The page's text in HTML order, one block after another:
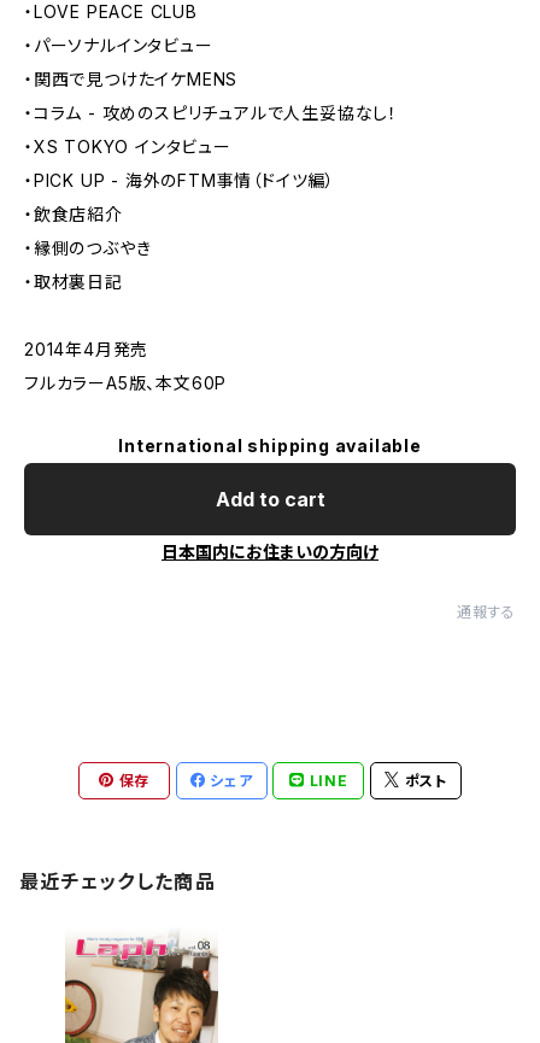
・LOVE PEACE CLUB
・パーソナルインタビュー
・関西で見つけたイケMENS
・コラム - 攻めのスピリチュアルで人生妥協なし！
・XS TOKYO インタビュー
・PICK UP - 海外のFTM事情（ドイツ編）
・飲食店紹介
・縁側のつぶやき
・取材裏日記
2014年4月発売
フルカラーA5版、本文60P
International shipping available
Add to cart
日本国内にお住まいの方向け
通報する
保存 シェア LINE ポスト
最近チェックした商品